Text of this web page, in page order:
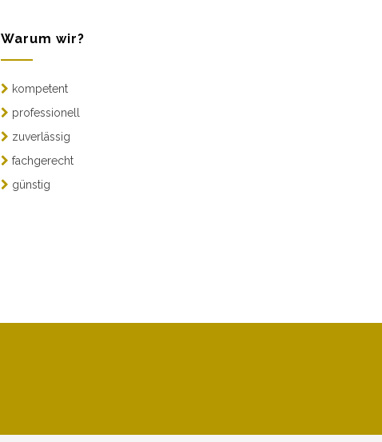
Warum wir?
kompetent
professionell
zuverlässig
fachgerecht
günstig